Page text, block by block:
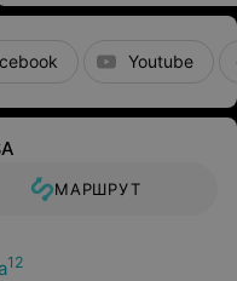
варианты
Youtube
МАРШРУТ
12